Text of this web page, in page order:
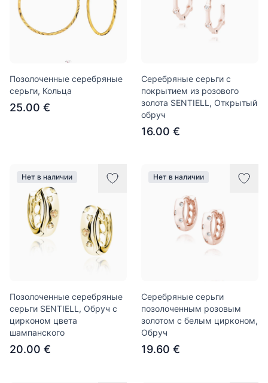
Позолоченные серебряные
серьги, Кольца
25.00 €
Серебряные серьги с
покрытием из розового
золота SENTIELL, Открытый
обруч
16.00 €
Нет в наличии
Позолоченные серебряные
серьги SENTIELL, Обруч с
цирконом цвета
шампанского
20.00 €
Нет в наличии
Серебряные серьги
позолоченным розовым
золотом с белым цирконом,
Обруч
19.60 €